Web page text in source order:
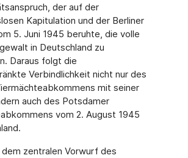
der auf der
Kapitulation und der Berliner
5. Juni 1945 beruhte, die volle
in Deutschland zu
Daraus folgt die
Verbindlichkeit nicht nur des
mit seiner
auch des Potsdamer
vom 2. August 1945
zentralen Vorwurf des